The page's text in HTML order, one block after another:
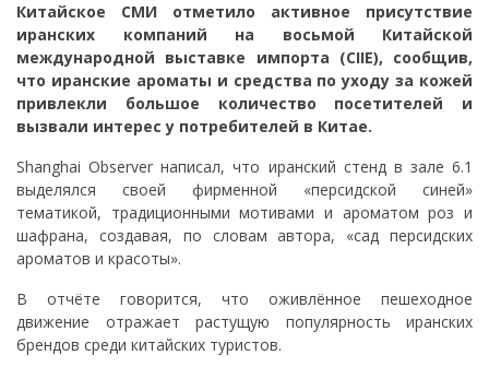
Китайское СМИ отметило активное присутствие
иранских компаний на восьмой Китайской
международной выставке импорта (CIIE), сообщив,
что иранские ароматы и средства по уходу за кожей
привлекли большое количество посетителей и
вызвали интерес у потребителей в Китае.
Shanghai Observer написал, что иранский стенд в зале 6.1
выделялся своей фирменной «персидской синей»
тематикой, традиционными мотивами и ароматом роз и
шафрана, создавая, по словам автора, «сад персидских
ароматов и красоты».
В отчёте говорится, что оживлённое пешеходное
движение отражает растущую популярность иранских
брендов среди китайских туристов.